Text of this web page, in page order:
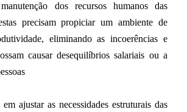
dos recursos humanos das
precisam propiciar um ambiente de
eliminando as incoerências e
causar desequilíbrios salariais ou a
ajustar as necessidades estruturais das